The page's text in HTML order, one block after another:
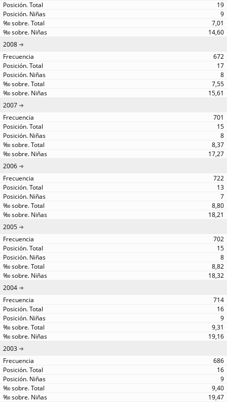
19
9
7,01
14,60
2008
672
17
8
7,55
15,61
2007
701
15
8
8,37
17,27
2006
722
13
7
8,80
18,21
2005
702
15
8
8,82
18,32
2004
714
16
9
9,31
19,16
2003
686
16
9
9,40
19,47